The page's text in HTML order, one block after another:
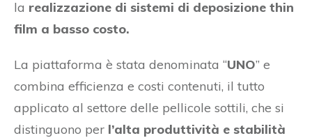
la realizzazione di sistemi di deposizione thin
film a basso costo.
La piattaforma è stata denominata “UNO” e
combina efficienza e costi contenuti, il tutto
applicato al settore delle pellicole sottili, che si
distinguono per l’alta produttività e stabilità